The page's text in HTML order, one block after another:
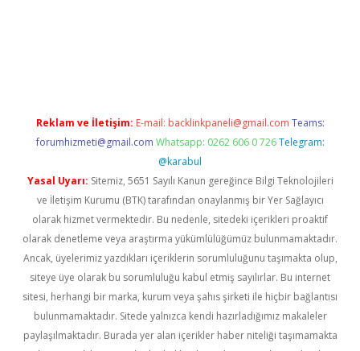
Reklam ve İletişim: E-mail: backlinkpaneli@gmail.com Teams:
forumhizmeti@gmail.com Whatsapp: 0262 606 0 726 Telegram:
@karabul
Yasal Uyarı: Sitemiz, 5651 Sayılı Kanun gereğince Bilgi Teknolojileri
ve İletişim Kurumu (BTK) tarafından onaylanmış bir Yer Sağlayıcı
olarak hizmet vermektedir. Bu nedenle, sitedeki içerikleri proaktif
olarak denetleme veya araştırma yükümlülüğümüz bulunmamaktadır.
Ancak, üyelerimiz yazdıkları içeriklerin sorumluluğunu taşımakta olup,
siteye üye olarak bu sorumluluğu kabul etmiş sayılırlar. Bu internet
sitesi, herhangi bir marka, kurum veya şahıs şirketi ile hiçbir bağlantısı
bulunmamaktadır. Sitede yalnızca kendi hazırladığımız makaleler
paylaşılmaktadır. Burada yer alan içerikler haber niteliği taşımamakta